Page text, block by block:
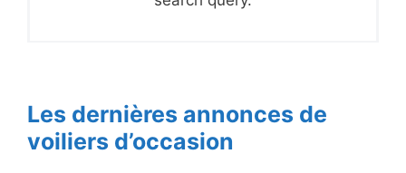
Les dernières annonces de
voiliers d’occasion